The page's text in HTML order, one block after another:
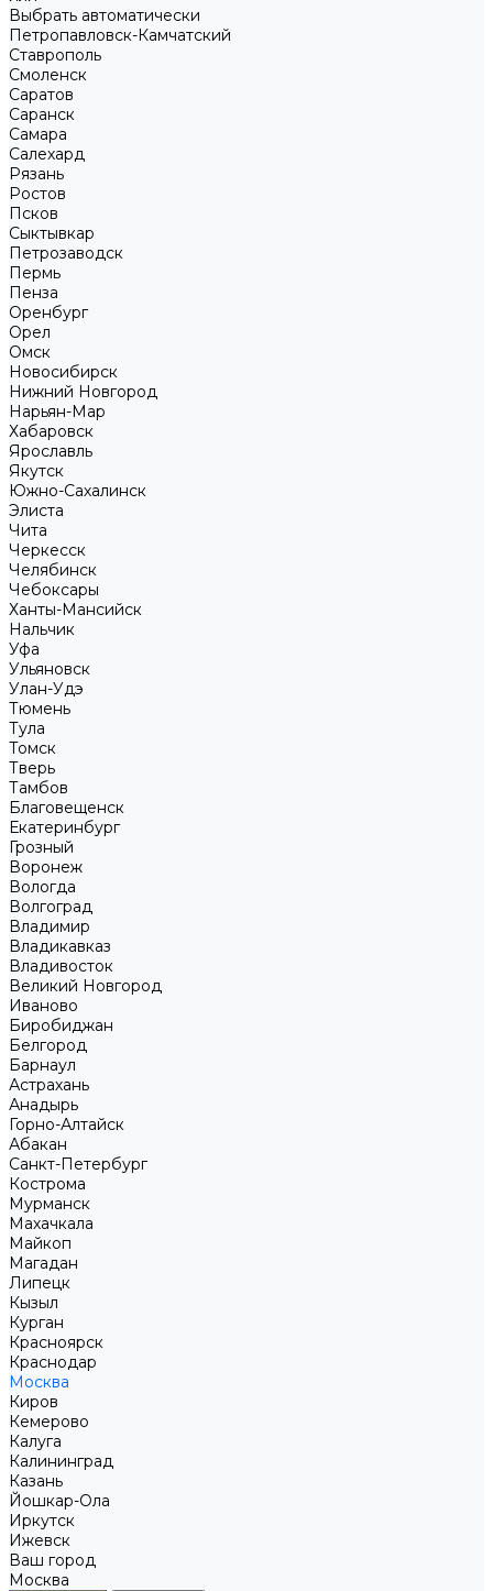
Выбрать автоматически
Петропавловск-Камчатский
Ставрополь
Смоленск
Саратов
Саранск
Самара
Салехард
Рязань
Ростов
Псков
Сыктывкар
Петрозаводск
Пермь
Пенза
Оренбург
Орел
Омск
Новосибирск
Нижний Новгород
Нарьян-Мар
Хабаровск
Ярославль
Якутск
Южно-Сахалинск
Элиста
Чита
Черкесск
Челябинск
Чебоксары
Ханты-Мансийск
Нальчик
Уфа
Ульяновск
Улан-Удэ
Тюмень
Тула
Томск
Тверь
Тамбов
Благовещенск
Екатеринбург
Грозный
Воронеж
Вологда
Волгоград
Владимир
Владикавказ
Владивосток
Великий Новгород
Иваново
Биробиджан
Белгород
Барнаул
Астрахань
Анадырь
Горно-Алтайск
Абакан
Санкт-Петербург
Кострома
Мурманск
Махачкала
Майкоп
Магадан
Липецк
Кызыл
Курган
Красноярск
Краснодар
Москва
Киров
Кемерово
Калуга
Калининград
Казань
Йошкар-Ола
Иркутск
Ижевск
Ваш город
Москва